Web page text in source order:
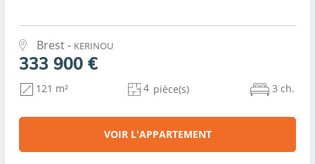
Brest - KERINOU
333 900 €
121 m² 4 pièce(s) 3 ch.
VOIR L'APPARTEMENT